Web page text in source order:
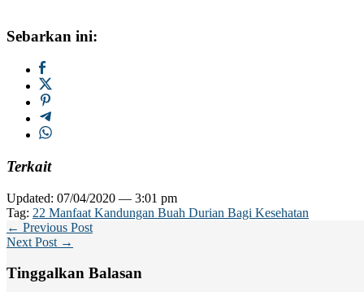
Sebarkan ini:
Terkait
Updated: 07/04/2020 — 3:01 pm
Tag: 22 Manfaat Kandungan Buah Durian Bagi Kesehatan
← Previous Post
Next Post →
Tinggalkan Balasan